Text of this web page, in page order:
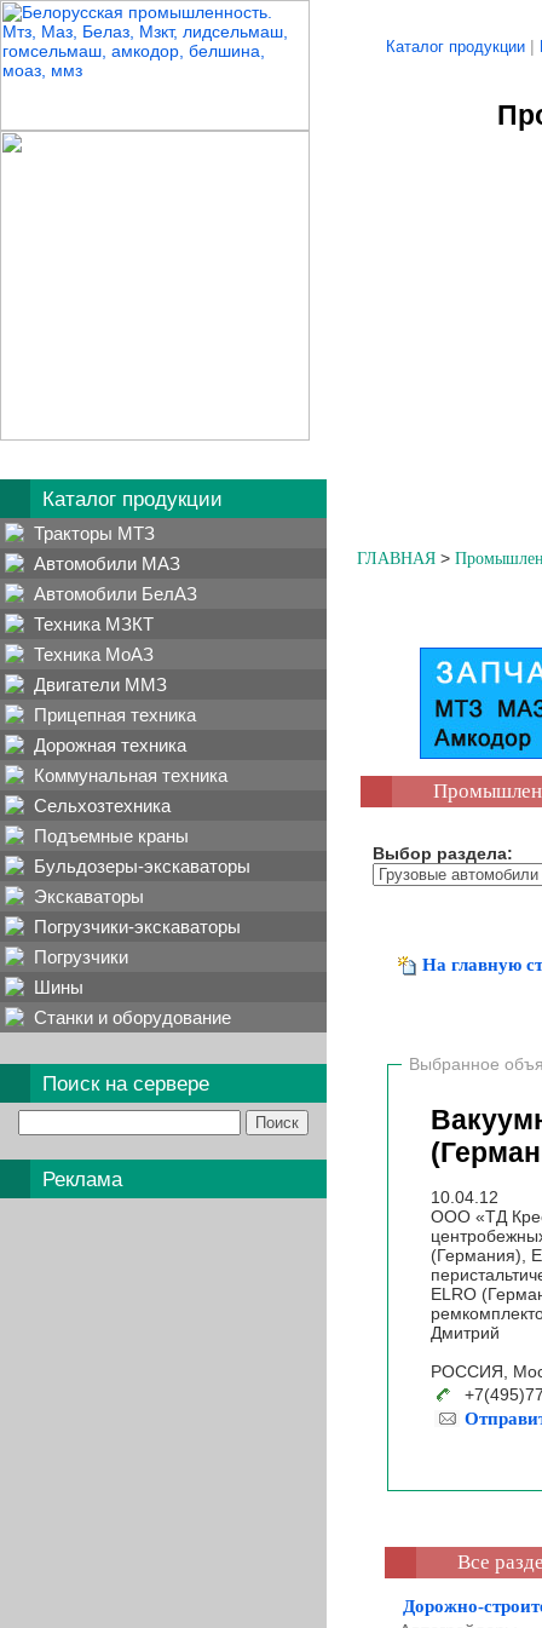
Каталог продукции
Каталог продукции |
Тракторы МТЗ
Автомобили МАЗ
Автомобили БелАЗ
Техника МЗКТ
Техника МоАЗ
Двигатели ММЗ
Прицепная техника
Дорожная техника
Коммунальная техника
Сельхозтехника
Подъемные краны
Бульдозеры-экскаваторы
Экскаваторы
Погрузчики-экскаваторы
Погрузчики
Шины
Станки и оборудование
Поиск на сервере
Реклама
ГЛАВНАЯ >
Выбор раздела:
На главную
10.04.12
ООО «ТД
(Германия),
ELRO
Дмитрий
Все
Дорожно-